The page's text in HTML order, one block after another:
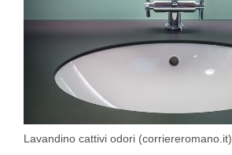
Lavandino cattivi odori (corriereromano.it)